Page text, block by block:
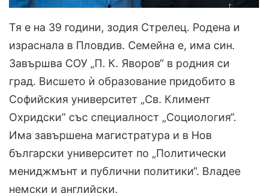
Тя е на 39 години, зодия Стрелец. Родена и
израснала в Пловдив. Семейна е, има син.
Завършва СОУ „П. К. Яворов“ в родния си
град. Висшето ѝ образование придобито в
Софийския университет „Св. Климент
Охридски” със специалност „Социология“.
Има завършена магистратура и в Нов
български университет по „Политически
мениджмънт и публични политики“. Владее
немски и английски.